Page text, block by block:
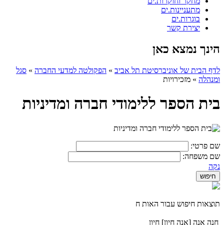
מתעניינות.ים
בוגרות.ים
יצירת קשר
הינך נמצא כאן
לדף הבית של אוניברסיטת תל אביב » הפקולטה למדעי החברה » סגל
ומנהלה » מזכירויות
בית הספר ללימודי חברה ומדיניות
שם פרטי:
שם משפחה:
נקה
תוצאות חיפוש עבור האות ח
חנה אנה [אנה חיון] חיון